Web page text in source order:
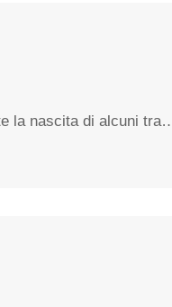
la nascita di alcuni